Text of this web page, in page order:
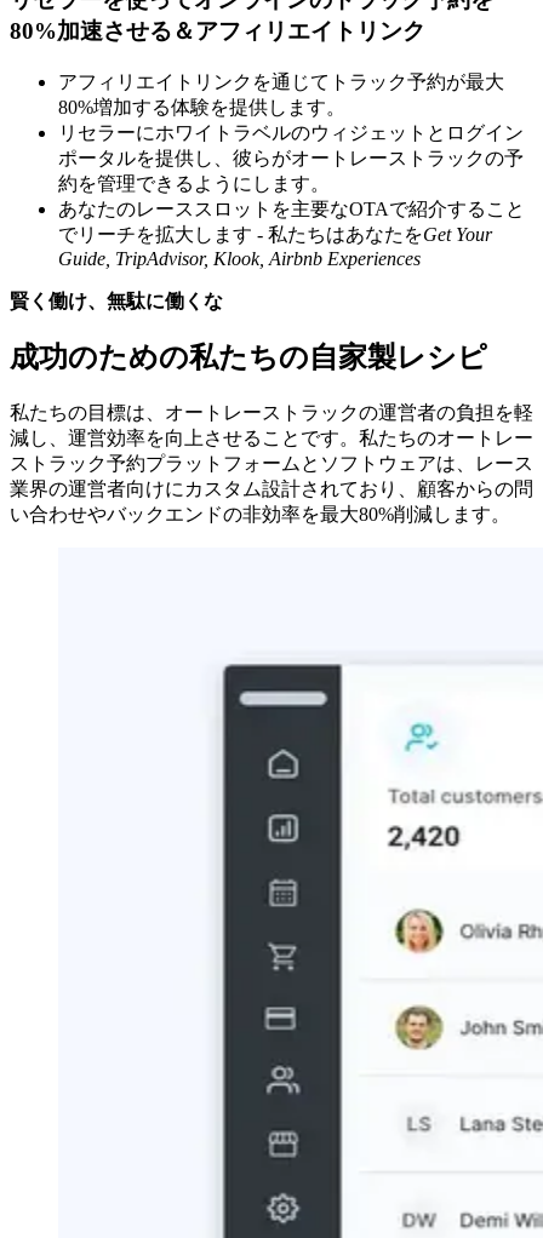
80%加速させる ＆アフィリエイトリンク
アフィリエイトリンクを通じてトラック予約が最大
80%増加する体験を提供します。
リセラーにホワイトラベルのウィジェットとログイン
ポータルを提供し、彼らがオートレーストラックの予
約を管理できるようにします。
あなたのレーススロットを主要なOTAで紹介すること
でリーチを拡大します - 私たちはあなたをGet Your
Guide, TripAdvisor, Klook, Airbnb Experiences
賢く働け、無駄に働くな
成功のための私たちの自家製レシピ
私たちの目標は、オートレーストラックの運営者の負担を軽
減し、運営効率を向上させることです。私たちのオートレー
ストラック予約プラットフォームとソフトウェアは、レース
業界の運営者向けにカスタム設計されており、顧客からの問
い合わせやバックエンドの非効率を最大80%削減します。